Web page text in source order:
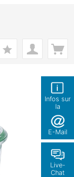
Infos sur
la
boutique
E-Mail
Live-
Chat